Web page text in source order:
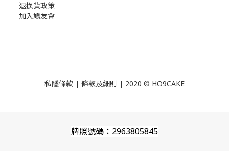
退換貨政策
加入鳩友會
私隱條款 | 條款及細則 | 2020 © HO9CAKE
牌照號碼：2963805845